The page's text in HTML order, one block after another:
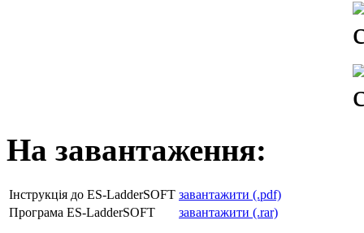
На завантаження:
Інструкція до ES-LadderSOFT завантажити (.pdf)
Програма ES-LadderSOFT
завантажити (.rar)